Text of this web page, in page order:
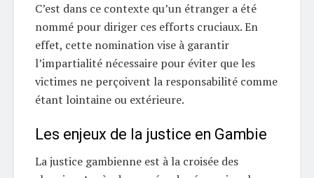
C’est dans ce contexte qu’un étranger a été
nommé pour diriger ces efforts cruciaux. En
effet, cette nomination vise à garantir
l’impartialité nécessaire pour éviter que les
victimes ne perçoivent la responsabilité comme
étant lointaine ou extérieure.
Les enjeux de la justice en Gambie
La justice gambienne est à la croisée des